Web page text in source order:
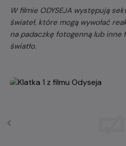
W filmie ODYSEJA występują
świateł, które mogą wywołać
na padaczkę fotogenną lub inne
światło.